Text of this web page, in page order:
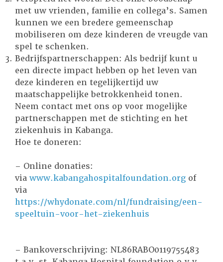
met uw vrienden, familie en collega’s. Samen
kunnen we een bredere gemeenschap
mobiliseren om deze kinderen de vreugde van
spel te schenken.
Bedrijfspartnerschappen: Als bedrijf kunt u
een directe impact hebben op het leven van
deze kinderen en tegelijkertijd uw
maatschappelijke betrokkenheid tonen.
Neem contact met ons op voor mogelijke
partnerschappen met de stichting en het
ziekenhuis in Kabanga.
Hoe te doneren:
– Online donaties:
via www.kabangahospitalfoundation.org of
via
https://whydonate.com/nl/fundraising/een-
speeltuin-voor-het-ziekenhuis
– Bankoverschrijving: NL86RABO0119755483